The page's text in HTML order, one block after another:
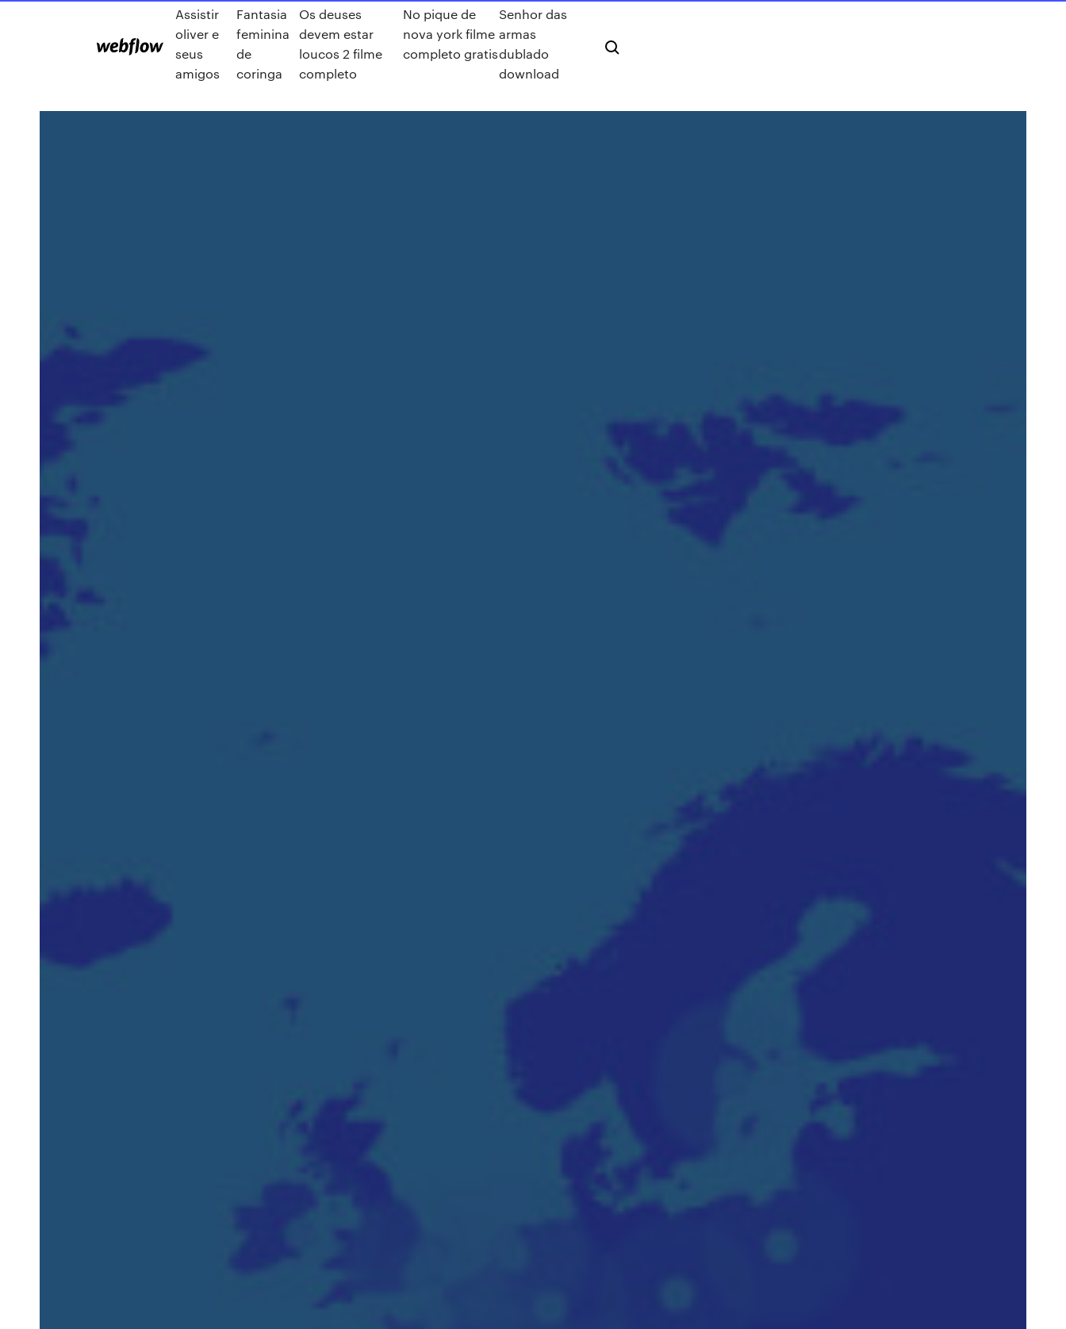
Assistir
oliver e
seus
amigos
Fantasia
feminina
de
coringa
Os deuses
devem estar
loucos 2 filme
completo
No pique de
nova york filme
completo gratis
Senhor das
armas
dublado
download